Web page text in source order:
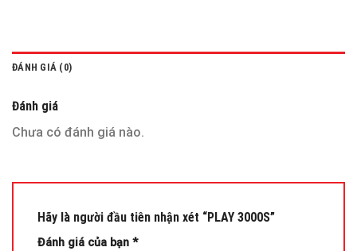
ĐÁNH GIÁ (0)
Đánh giá
Chưa có đánh giá nào.
Hãy là người đầu tiên nhận xét “PLAY 3000S”
Đánh giá của bạn *